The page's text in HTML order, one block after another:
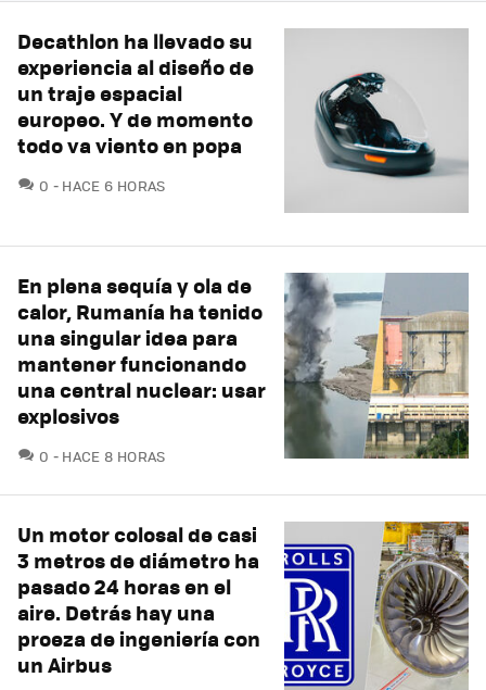
Decathlon ha llevado su
experiencia al diseño de
un traje espacial
europeo. Y de momento
todo va viento en popa
0 COMENTARIOS
HACE 6 HORAS
En plena sequía y ola de
calor, Rumanía ha tenido
una singular idea para
mantener funcionando
una central nuclear: usar
explosivos
0 COMENTARIOS
HACE 8 HORAS
Un motor colosal de casi
3 metros de diámetro ha
pasado 24 horas en el
aire. Detrás hay una
proeza de ingeniería con
un Airbus